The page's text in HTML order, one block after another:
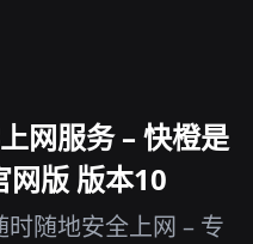
网服务 – 快橙是
网版 版本10
随地安全上网 – 专